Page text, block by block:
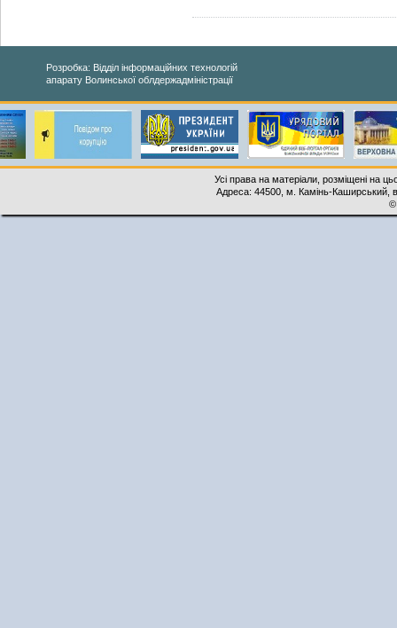
Розробка: Відділ інформаційних технологій
апарату Волинської облдержадміністрації
Усі права на матеріали, розміщені на
Адреса: 44500, м. Камінь-Каширський,
©